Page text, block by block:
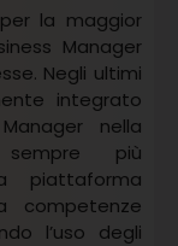
la maggior
Manager
Negli ultimi
integrato
nella
sempre più
piattaforma
competenze
l’uso degli